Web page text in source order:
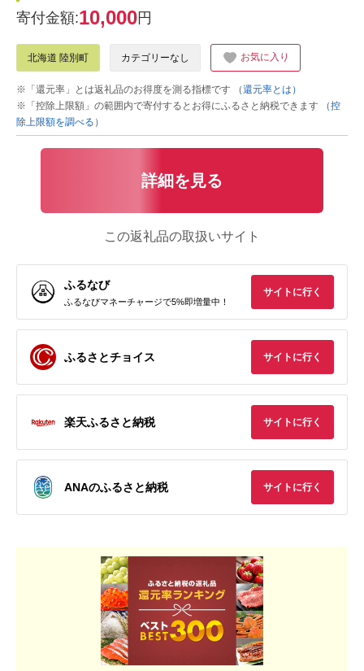
寄付金額:10,000円
北海道 陸別町 カテゴリーなし お気に入り
※「還元率」とは返礼品のお得度を測る指標です
（還元率とは）
※「控除上限額」の範囲内で寄付するとお得にふるさと納税できます
（控
除上限額を調べる）
詳細を見る
この返礼品の取扱いサイト
ふるなび
ふるなびマネーチャージで5%即増量中！
サイトに行く
ふるさとチョイス サイトに行く
楽天ふるさと納税 サイトに行く
ANAのふるさと納税 サイトに行く